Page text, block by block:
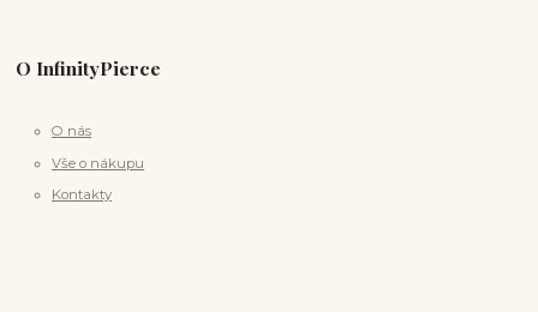
O InfinityPierce
O nás
Vše o nákupu
Kontakty